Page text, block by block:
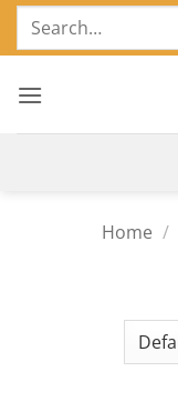
SkipSearch
Home /